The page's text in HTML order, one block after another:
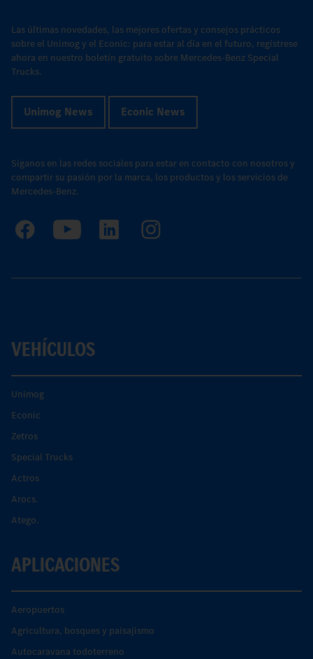
Las últimas novedades, las mejores ofertas y consejos prácticos
sobre el Unimog y el Econic: para estar al día en el futuro, regístrese
ahora en nuestro boletín gratuito sobre Mercedes-Benz Special
Trucks.
Unimog News Econic News
Síganos en las redes sociales para estar en contacto con nosotros y
compartir su pasión por la marca, los productos y los servicios de
Mercedes-Benz.
VEHÍCULOS
Unimog
Econic
Zetros
Special Trucks
Actros
Arocs.
Atego.
APLICACIONES
Aeropuertos
Agricultura, bosques y paisajismo
Autocaravana todoterreno